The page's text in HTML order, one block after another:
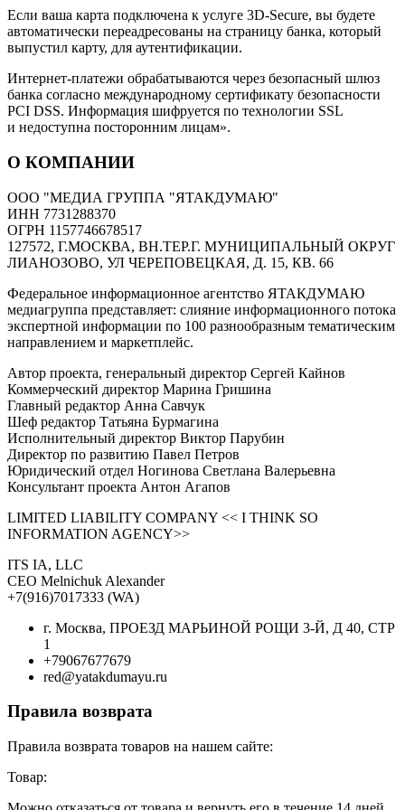
Если ваша карта подключена к услуге 3D-Secure, вы будете
автоматически переадресованы на страницу банка, который
выпустил карту, для аутентификации.
Интернет-платежи обрабатываются через безопасный шлюз
банка согласно международному сертификату безопасности
PCI DSS. Информация шифруется по технологии SSL
и недоступна посторонним лицам».
О КОМПАНИИ
ООО "МЕДИА ГРУППА "ЯТАКДУМАЮ"
ИНН 7731288370
ОГРН 1157746678517
127572, Г.МОСКВА, ВН.ТЕР.Г. МУНИЦИПАЛЬНЫЙ ОКРУГ
ЛИАНОЗОВО, УЛ ЧЕРЕПОВЕЦКАЯ, Д. 15, КВ. 66
Федеральное информационное агентство ЯТАКДУМАЮ
медиагруппа представляет: слияние информационного потока
экспертной информации по 100 разнообразным тематическим
направлением и маркетплейс.
Автор проекта, генеральный директор Сергей Кайнов
Коммерческий директор Марина Гришина
Главный редактор Анна Савчук
Шеф редактор Татьяна Бурмагина
Исполнительный директор Виктор Парубин
Директор по развитию Павел Петров
Юридический отдел Ногинова Светлана Валерьевна
Консультант проекта Антон Агапов
LIMITED LIABILITY COMPANY << I THINK SO
INFORMATION AGENCY>>
ITS IA, LLC
CEO Melnichuk Alexander
+7(916)7017333 (WA)
г. Москва, ПРОЕЗД МАРЬИНОЙ РОЩИ 3-Й, Д 40, СТР
1
+79067677679
red@yatakdumayu.ru
Правила возврата
Правила возврата товаров на нашем сайте:
Товар: